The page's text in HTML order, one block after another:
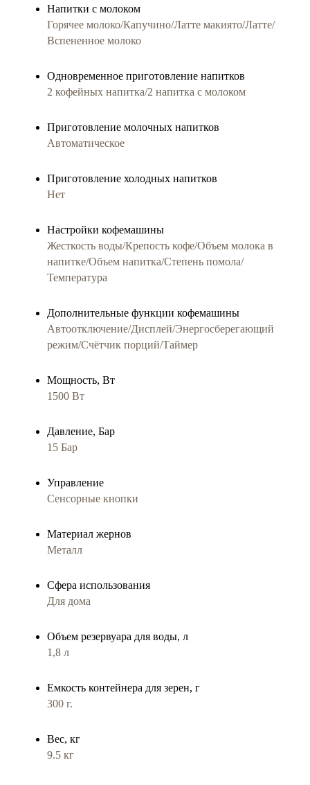
Напитки с молоком
Горячее молоко/Капучино/Латте макиято/Латте/
Вспененное молоко
Одновременное приготовление напитков
2 кофейных напитка/2 напитка с молоком
Приготовление молочныx напитков
Автоматическое
Приготовление холодных напитков
Нет
Настройки кофемашины
Жесткость воды/Крепость кофе/Объем молока в
напитке/Объем напитка/Степень помола/
Температура
Дополнительные функции кофемашины
Автоотключение/Дисплей/Энергосберегающий
режим/Счётчик порций/Таймер
Мощность, Вт
1500 Вт
Давление, Бар
15 Бар
Управление
Сенсорные кнопки
Материал жернов
Металл
Сфера использования
Для дома
Объем резервуара для воды, л
1,8 л
Емкость контейнера для зерен, г
300 г.
Вес, кг
9.5 кг